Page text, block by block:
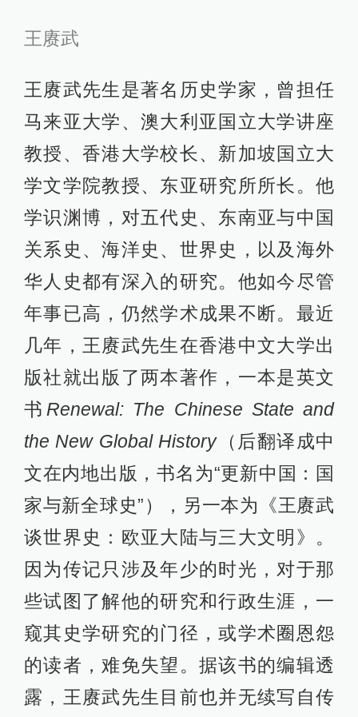
王赓武
王赓武先生是著名历史学家，曾担任
马来亚大学、澳大利亚国立大学讲座
教授、香港大学校长、新加坡国立大
学文学院教授、东亚研究所所长。他
学识渊博，对五代史、东南亚与中国
关系史、海洋史、世界史，以及海外
华人史都有深入的研究。他如今尽管
年事已高，仍然学术成果不断。最近
几年，王赓武先生在香港中文大学出
版社就出版了两本著作，一本是英文
书 Renewal: The Chinese State and
the New Global History（后翻译成中
文在内地出版，书名为“更新中国：国
家与新全球史”），另一本为《王赓武
谈世界史：欧亚大陆与三大文明》。
因为传记只涉及年少的时光，对于那
些试图了解他的研究和行政生涯，一
窥其史学研究的门径，或学术圈恩怨
的读者，难免失望。据该书的编辑透
露，王赓武先生目前也并无续写自传